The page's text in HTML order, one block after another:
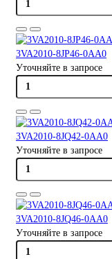
3VA2010-8JP46-0AA0
Уточняйте в запросе
3VA2010-8JQ42-0AA0
Уточняйте в запросе
3VA2010-8JQ46-0AA0
Уточняйте в запросе